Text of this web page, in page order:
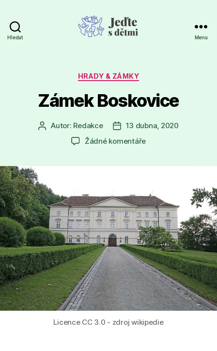
Hledat Menu
Rubriky
HRADY & ZÁMKY
Zámek Boskovice
Autor
příspěvku
Autor: Redakce
Datum
příspěvku
13 dubna, 2020
Žádné komentářeu
Boskovice
Licence CC 3.0 - zdroj wikipedie